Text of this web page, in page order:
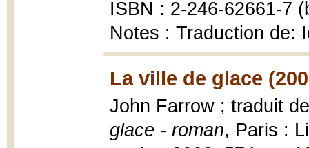
ISBN : 2-246-62661-7
Notes : Traduction de:
La ville de glace
John Farrow ; traduit
glace - roman, Paris :